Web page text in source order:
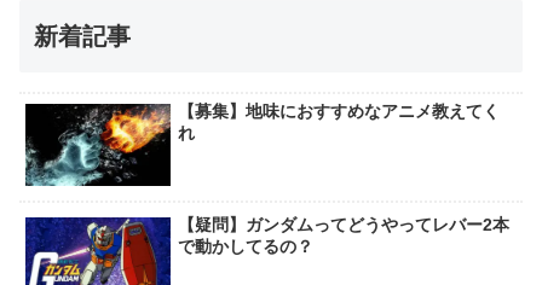
新着記事
【募集】地味におすすめなアニメ教えてく
れ
【疑問】ガンダムってどうやってレバー2本
で動かしてるの？